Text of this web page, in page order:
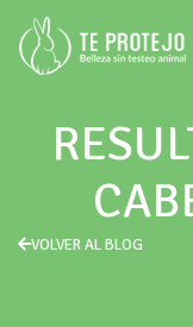
VOLVER AL BLOG